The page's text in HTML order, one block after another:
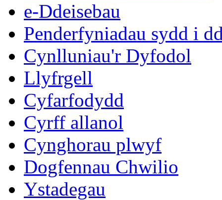
e-Ddeisebau
Penderfyniadau sydd i
Cynlluniau'r Dyfodol
Llyfrgell
Cyfarfodydd
Cyrff allanol
Cynghorau plwyf
Dogfennau Chwilio
Ystadegau